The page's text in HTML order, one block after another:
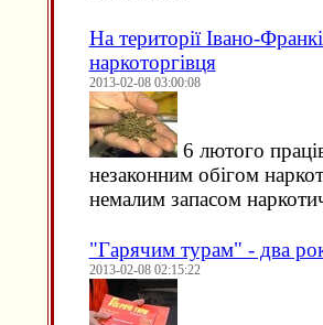
На території Івано-
наркоторгівця
2013-02-08 03:00:08
6 лютого
незаконним обігом
немалим запасом
"Гарячим турам" - два
2013-02-08 02:15:22